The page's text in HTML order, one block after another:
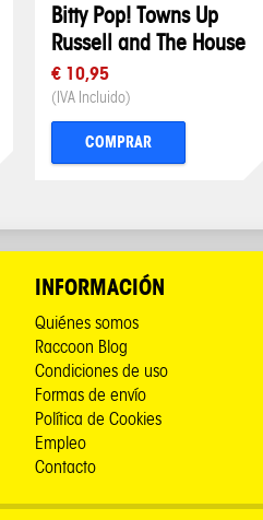
Bitty Pop! Towns Up
Russell and The House
€ 10,95
(IVA Incluido)
COMPRAR
INFORMACIÓN
Quiénes somos
Raccoon Blog
Condiciones de uso
Formas de envío
Política de Cookies
Empleo
Contacto